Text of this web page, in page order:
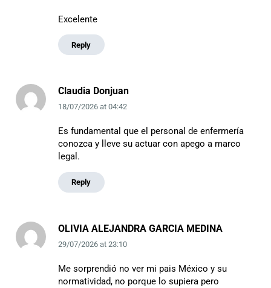
Excelente
Reply
Claudia Donjuan
18/07/2026at 04:42
Es fundamental que el personal de enfermería
conozca y lleve su actuar con apego a marco
legal.
Reply
OLIVIA ALEJANDRA GARCIA MEDINA
29/07/2026at 23:10
Me sorprendió no ver mi pais México y su
normatividad, no porque lo supiera pero